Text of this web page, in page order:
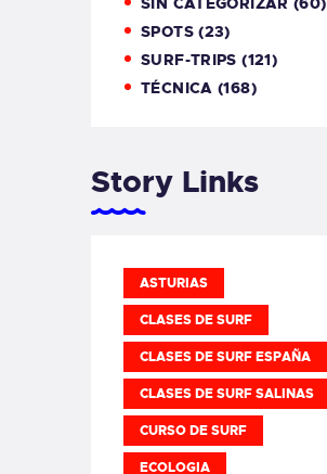
SPOTS(23)
SURF-TRIPS (121)
TÉCNICA (168)
Story Links
ASTURIAS
CLASES DE SURF
CLASES DE SURF ESPAÑA
CLASES DE SURF SALINAS
CURSO DE SURF
ECOLOGIA